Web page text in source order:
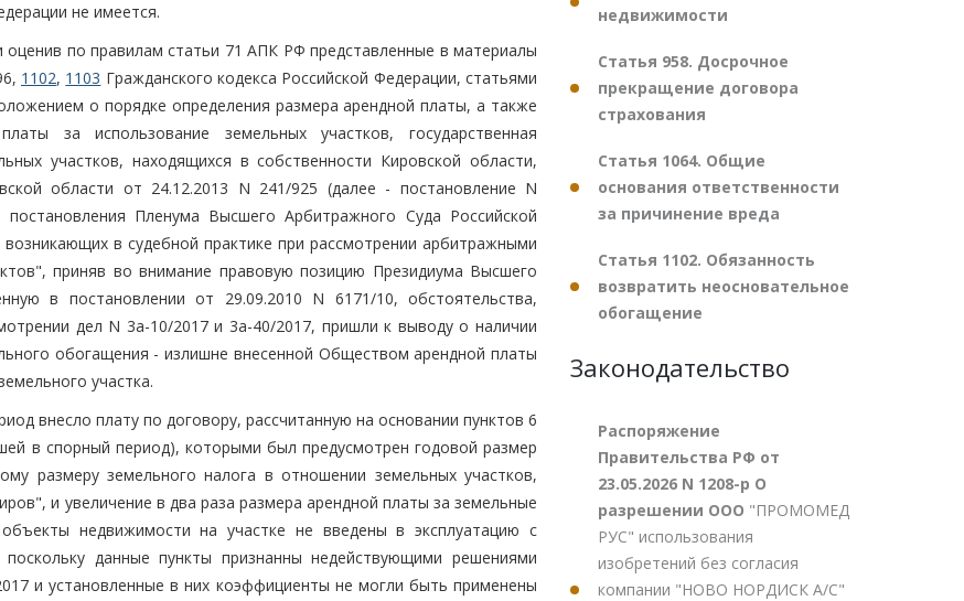
не имеется.
по правилам статьи 71 АПК РФ представленные в материалы
1102, 1103 Гражданского кодекса Российской Федерации, статьями
о порядке определения размера арендной платы, а также
за использование земельных участков, государственная
участков, находящихся в собственности Кировской области,
области от 24.12.2013 N 241/925 (далее - постановление N
Пленума Высшего Арбитражного Суда Российской
в судебной практике при рассмотрении арбитражными
приняв во внимание правовую позицию Президиума Высшего
в постановлении от 29.09.2010 N 6171/10, обстоятельства,
дел N 3а-10/2017 и 3а-40/2017, пришли к выводу о наличии
обогащения - излишне внесенной Обществом арендной платы
участка.
внесло плату по договору, рассчитанную на основании пунктов 6
в спорный период), которыми был предусмотрен годовой размер
размеру земельного налога в отношении земельных участков,
и увеличение в два раза размера арендной платы за земельные
недвижимости на участке не введены в эксплуатацию с
данные пункты признанны недействующими решениями
и установленные в них коэффициенты не могли быть применены
недвижимости
Статья 958. Досрочное
прекращение договора
страхования
Статья 1064. Общие
основания ответственности
за причинение вреда
Статья 1102. Обязанность
возвратить неосновательное
обогащение
Законодательство
Распоряжение
Правительства РФ от
23.05.2026 N 1208-р О
разрешении ООО "ПРОМОМЕД
РУС" использования
изобретений без согласия
компании "НОВО НОРДИСК А/С"